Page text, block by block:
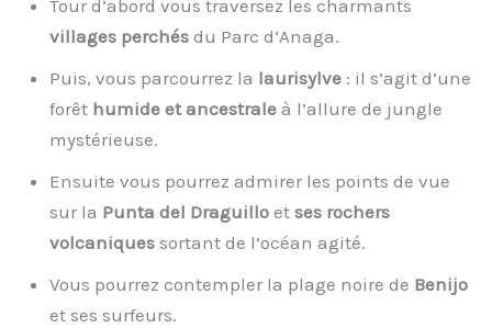
Tour d’abord vous traversez les charmants
villages perchés du Parc d’Anaga.
Puis, vous parcourrez la laurisylve : il s’agit d’une
forêt humide et ancestrale à l’allure de jungle
mystérieuse.
Ensuite vous pourrez admirer les points de vue
sur la Punta del Draguillo et ses rochers
volcaniques sortant de l’océan agité.
Vous pourrez contempler la plage noire de Benijo
et ses surfeurs.